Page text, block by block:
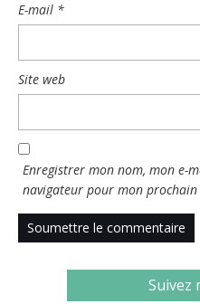
E-mail *
Site web
Enregistrer mon nom, mon e-
navigateur pour mon
Suivez